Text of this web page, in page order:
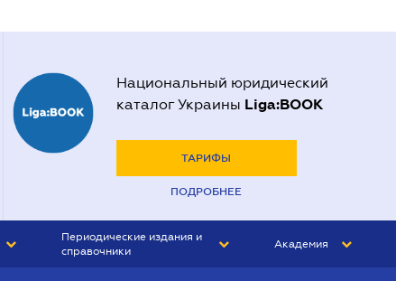
Национальный юридический
каталог Украины Liga:BOOK
ТАРИФЫ
ПОДРОБНЕЕ
Периодические издания и
справочники
Академия